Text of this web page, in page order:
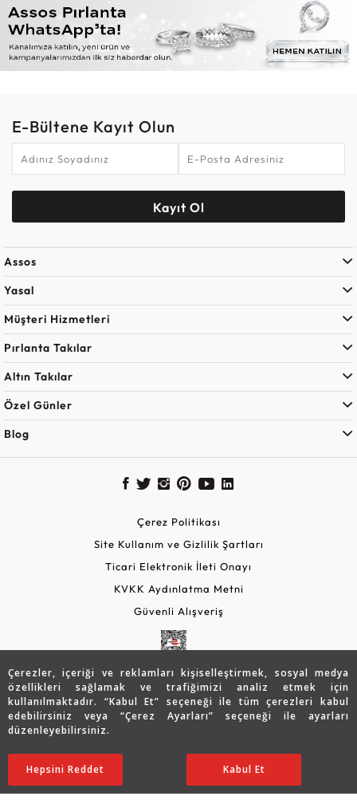
Çerezler, içeriği ve reklamları kişiselleştirmek, sosyal medya
özellikleri sağlamak ve trafiğimizi analiz etmek için
kullanılmaktadır. “Kabul Et” seçeneği ile tüm çerezleri kabul
edebilirsiniz veya “Çerez Ayarları” seçeneği ile ayarları
düzenleyebilirsiniz.
Ayarları Düzenle
Hepsini Reddet Kabul Et
33.500 TL
23.423TL SATIN ALIN
E-Bültene Kayıt Olun
Kayıt Ol
Assos
Yasal
Müşteri Hizmetleri
Pırlanta Takılar
Altın Takılar
Özel Günler
Blog
Çerez Politikası
Site Kullanım ve Gizlilik Şartları
Ticari Elektronik İleti Onayı
KVKK Aydınlatma Metni
Güvenli Alışveriş
Copyright © 2026 Assos Pırlanta - Bu sitenin tüm hakları